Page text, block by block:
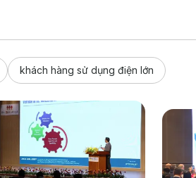
khách hàng sử dụng điện lớn